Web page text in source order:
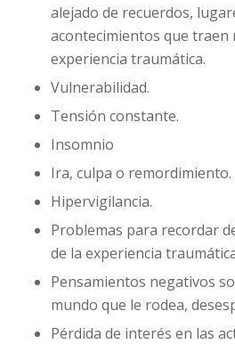
alejado de recuerdos,
acontecimientos que traen
experiencia traumática.
Vulnerabilidad.
Tensión constante.
Insomnio
Ira, culpa o remordimiento.
Hipervigilancia.
Problemas para recordar
de la experiencia
Pensamientos negativos
mundo que le rodea,
Pérdida de interés en las